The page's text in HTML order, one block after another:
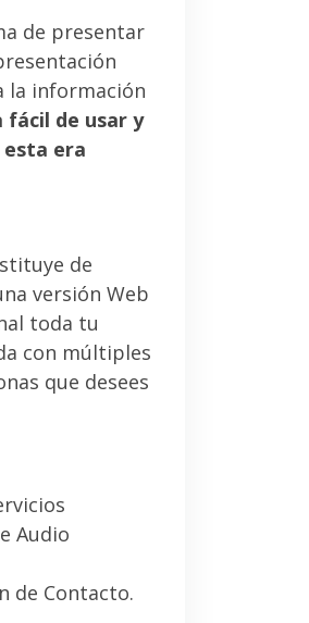
de presentar
la información
fácil de usar y
era
de
versión Web
toda tu
con múltiples
que desees
Audio
de Contacto.